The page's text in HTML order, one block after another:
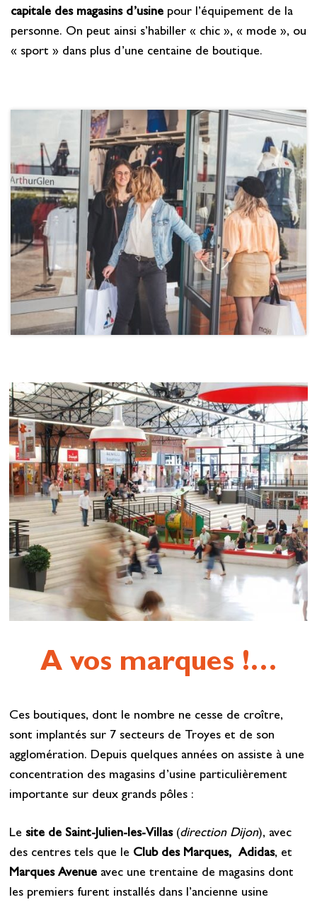
capitale des magasins d’usine pour l’équipement de la
personne. On peut ainsi s’habiller « chic », « mode », ou
« sport » dans plus d’une centaine de boutique.
A vos marques !…
Ces boutiques, dont le nombre ne cesse de croître,
sont implantés sur 7 secteurs de Troyes et de son
agglomération. Depuis quelques années on assiste à une
concentration des magasins d’usine particulièrement
importante sur deux grands pôles :
Le site de Saint-Julien-les-Villas (direction Dijon), avec
des centres tels que le Club des Marques, Adidas, et
Marques Avenueavec une trentaine de magasins dont
les premiers furent installés dans l’ancienne usine